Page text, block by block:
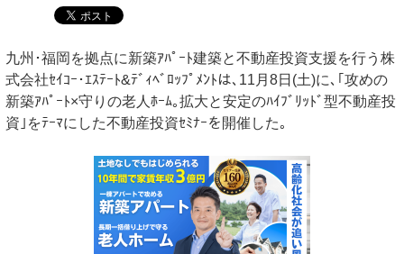
九州･福岡を拠点に新築ｱﾊﾟｰﾄ建築と不動産投資支援を行う株
式会社ｾｲｺｰ･ｴｽﾃｰﾄ&ﾃﾞｨﾍﾞﾛｯﾌﾟﾒﾝﾄは､11月8日(土)に､｢攻めの
新築ｱﾊﾟｰﾄ×守りの老人ﾎｰﾑ｡拡大と安定のﾊｲﾌﾞﾘｯﾄﾞ型不動産投
資｣をﾃｰﾏにした不動産投資ｾﾐﾅｰを開催した｡